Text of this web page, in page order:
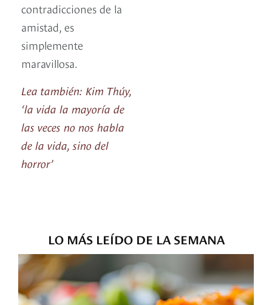
contradicciones de la
amistad, es
simplemente
maravillosa.
Lea también: Kim Thúy,
‘la vida la mayoría de
las veces no nos habla
de la vida, sino del
horror’
LO MÁS LEÍDO DE LA SEMANA